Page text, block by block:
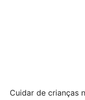
Cuidar de crianças